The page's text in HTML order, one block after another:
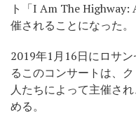
ト「I Am The
催されることになった。
2019年1月16日にロサ
るこのコンサートは、
人たちによって主催さ
める。